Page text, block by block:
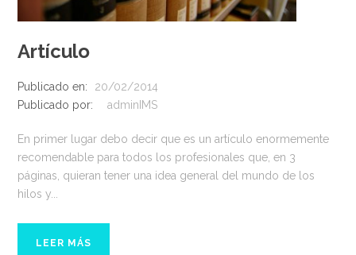
Artículo
Publicado en:
20/02/2014
Publicado por:
adminIMS
En primer lugar debo decir que es un artículo enormemente
recomendable para todos los profesionales que, en 3
páginas, quieran tener una idea general del mundo de los
hilos y...
LEER MÁS